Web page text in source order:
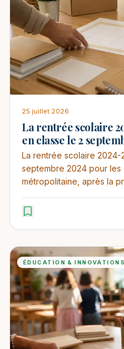
25 juillet 2026
La rentrée scolaire
en classe le 2
La rentrée scolaire 2024-
septembre 2024 pour les
métropolitaine, après la
ÉDUCATION & INNOVATIONS